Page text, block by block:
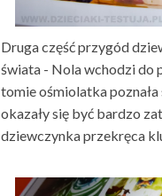
Druga część przygód
świata - Nola wchodzi do
tomie ośmiolatka
okazały się być bardzo
dziewczynka przekręca